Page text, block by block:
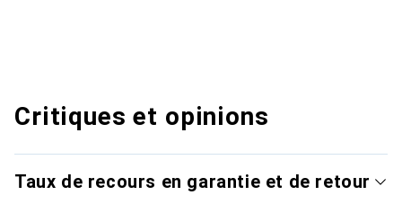
Critiques et opinions
Taux de recours en garantie et de retour